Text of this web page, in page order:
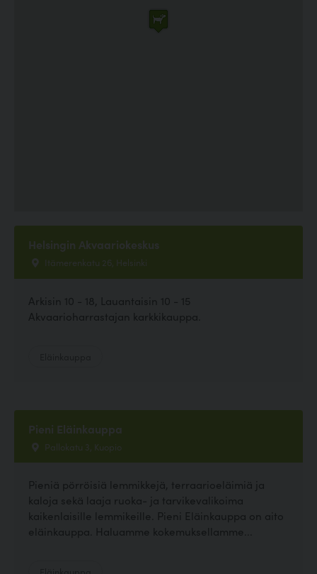
Helsingin Akvaariokeskus
Itämerenkatu 26, Helsinki
Arkisin 10 - 18, Lauantaisin 10 - 15
Akvaarioharrastajan karkkikauppa.
Pieni Eläinkauppa
Pallokatu 3, Kuopio
Pieniä pörröisiä lemmikkejä, terraarioeläimiä ja
kaloja sekä laaja ruoka- ja tarvikevalikoima
kaikenlaisille lemmikeille. Pieni Eläinkauppa on aito
eläinkauppa. Haluamme kokemuksellamme...